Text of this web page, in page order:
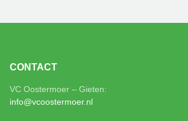
CONTACT
VC Oostermoer – Gieten:
info@vcoostermoer.nl